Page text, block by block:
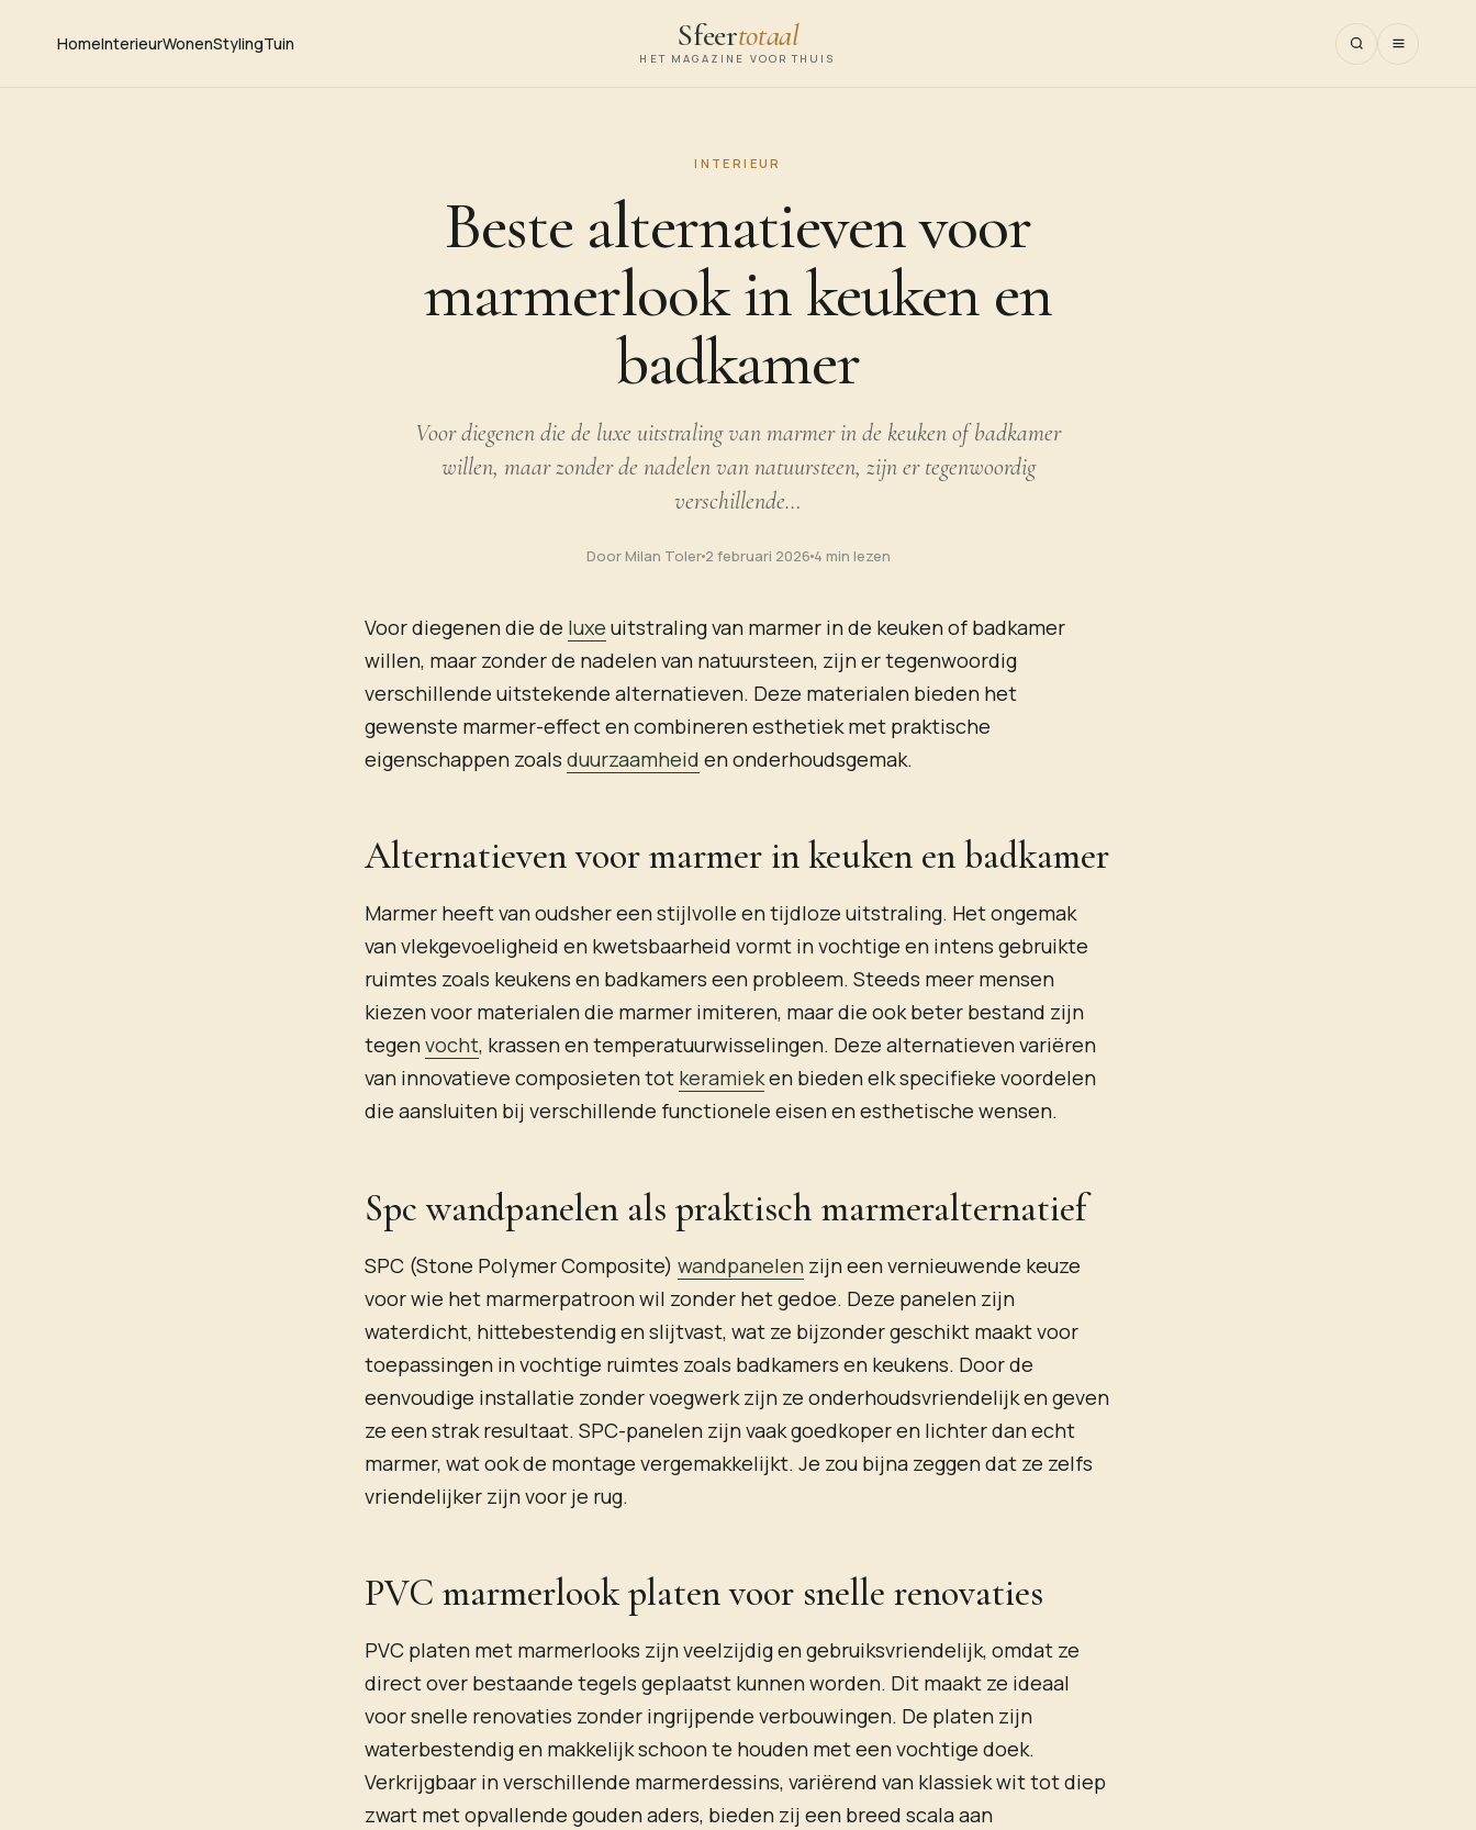
HomeInterieurWonenStylingTuin Sfeertotaal
HET MAGAZINE VOOR THUIS
INTERIEUR
Beste alternatieven voor
marmerlook in keuken en
badkamer
Voor diegenen die de luxe uitstraling van marmer in de keuken of badkamer
willen, maar zonder de nadelen van natuursteen, zijn er tegenwoordig
verschillende…
Door Milan Toler2 februari 20264 min lezen
Voor diegenen die de luxe uitstraling van marmer in de keuken of badkamer
willen, maar zonder de nadelen van natuursteen, zijn er tegenwoordig
verschillende uitstekende alternatieven. Deze materialen bieden het
gewenste marmer-effect en combineren esthetiek met praktische
eigenschappen zoals duurzaamheid en onderhoudsgemak.
Alternatieven voor marmer in keuken en badkamer
Marmer heeft van oudsher een stijlvolle en tijdloze uitstraling. Het ongemak
van vlekgevoeligheid en kwetsbaarheid vormt in vochtige en intens gebruikte
ruimtes zoals keukens en badkamers een probleem. Steeds meer mensen
kiezen voor materialen die marmer imiteren, maar die ook beter bestand zijn
tegenvocht, krassen en temperatuurwisselingen. Deze alternatieven variëren
van innovatieve composieten tot keramieken bieden elk specifieke voordelen
die aansluiten bij verschillende functionele eisen en esthetische wensen.
Spc wandpanelen als praktisch marmeralternatief
SPC (Stone Polymer Composite) wandpanelen zijn een vernieuwende keuze
voor wie het marmerpatroon wil zonder het gedoe. Deze panelen zijn
waterdicht, hittebestendig en slijtvast, wat ze bijzonder geschikt maakt voor
toepassingen in vochtige ruimtes zoals badkamers en keukens. Door de
eenvoudige installatie zonder voegwerk zijn ze onderhoudsvriendelijk en geven
ze een strak resultaat. SPC-panelen zijn vaak goedkoper en lichter dan echt
marmer, wat ook de montage vergemakkelijkt. Je zou bijna zeggen dat ze zelfs
vriendelijker zijn voor je rug.
PVC marmerlook platen voor snelle renovaties
PVC platen met marmerlooks zijn veelzijdig en gebruiksvriendelijk, omdat ze
direct over bestaande tegels geplaatst kunnen worden. Dit maakt ze ideaal
voor snelle renovaties zonder ingrijpende verbouwingen. De platen zijn
waterbestendig en makkelijk schoon te houden met een vochtige doek.
Verkrijgbaar in verschillende marmerdessins, variërend van klassiek wit tot diep
zwart met opvallende gouden aders, bieden zij een breed scala aan